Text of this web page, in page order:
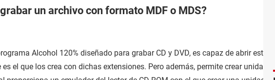
un archivo con formato MDF o MDS?
Alcohol 120% diseñado para grabar CD y DVD, es capaz de abrir este
el que los crea con dichas extensiones. Pero además, permite crear unidades